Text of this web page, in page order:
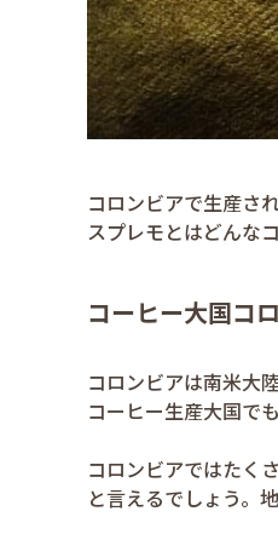
コロンビアで生産さ
スプレモとはどんな
コーヒー大国コ
コロンビアは南米大
コーヒー生産大国で
コロンビアではたく
と言えるでしょう。